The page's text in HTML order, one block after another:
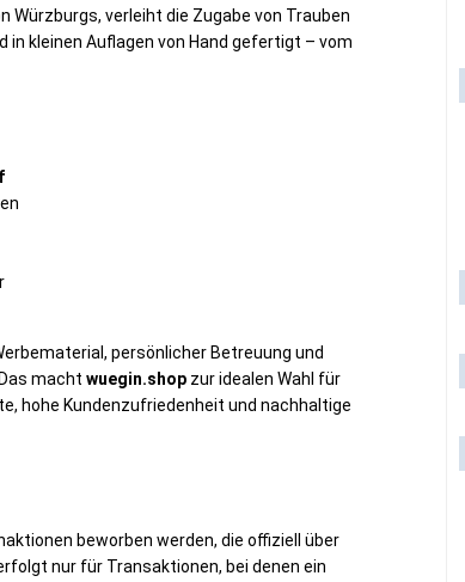
Würzburgs, verleiht die Zugabe von Trauben
in kleinen Auflagen von Hand gefertigt – vom
persönlicher Betreuung und
macht wuegin.shop zur idealen Wahl für
hohe Kundenzufriedenheit und nachhaltige
beworben werden, die offiziell über
nur für Transaktionen, bei denen ein